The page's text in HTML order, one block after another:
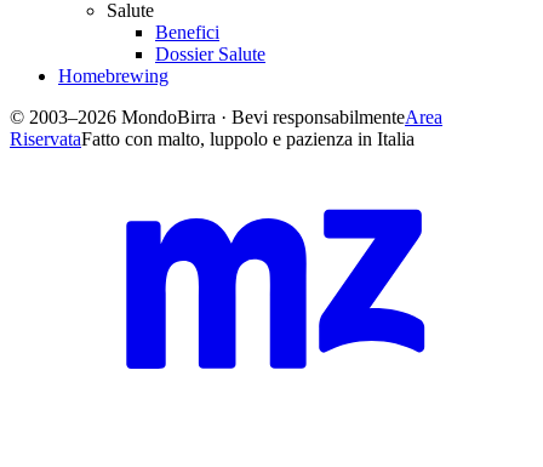
Salute
Benefici
Dossier Salute
Homebrewing
© 2003–2026 MondoBirra · Bevi responsabilmenteArea
RiservataFatto con malto, luppolo e pazienza in Italia